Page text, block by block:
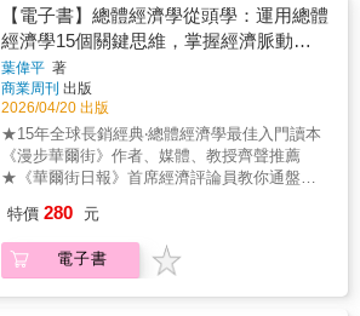
【搶兌】金圓券風暴 1948年上海金圓券風
潮爆發，貨幣信用體系崩解，民眾成群結隊排
在銀行門口等著擠兌黃金，企圖保值，俗稱
「軋金子」。 法國著名攝影家布列松在上
海街頭拍攝擠兌人潮，照片題名〈一日將盡，
排隊的人們仍抱持希望能買到黃金〉，捕捉到
民眾在權錢亂世裡的無奈風景。★★＿＿時光
洪流，這些關鍵字必須重新認識….＃公債狂
＃金本位制 ＃紅頂買辦 ＃銀行公會 ＃金
融掮客 ＃銀行保險 ＃一元起存＃信交風
潮 ＃幣制改革 ＃申新七廠 ＃三色銀行
家 ＃中國徵信所＃軋金子 ＃頂房子 ＃停
向中級。• 名師加持： 專家級作者親力親為，
細緻講解如何深入挖掘數據價值。數據分析真
的能改善現況嗎？這是一本為「想解決問題的
人」寫的書！很多人看到「時間序列分析」就
聯想到複雜的微積分與統計術語，因而望而卻
步。《圖解時間序列分析》是一本專為不擅長
數學、卻想把資料分析用在實務中的讀者所寫
的入門到應用書籍。透過漫畫故事與大量圖
解，帶你一步步理解時間序列分析的核心概
念，並實際應用在銷售分析、廣告成效評估、
書透過圖解＋漫畫＋Python 實作的方式，將複
雜的概念轉化為直覺可理解的圖像與故事，讓
讀者在沒有深厚數學背景的情況下，也能掌握
獨立戰爭、武裝革命、示威暴動……所有重大
歷史事件背後，幾乎都有不為人知的「稅務問
題」所致。當稅收失衡，社會必然動盪；當稅
制重塑，世界秩序也將隨之改寫。
嗎？政府應該提供失業補助金嗎？補助時間該
多長？管制房屋租金，真的有益租屋族？醫療
保險會造成醫療服務品質下降？這些與我們生
活息息相關的問題與決策，都能在經濟學中找
到答案。從未有一門學問比經濟學更與我們息
息相關，經濟學是日常生活中各種權衡取捨的
依據，小至租屋還是買房、投資時是選擇股票
還是債券；大至國家財政規劃、年金改革方案
等，每一個決定都牽涉到了資源分配，直接影
響我們的生活水準，然而資源並非無窮無盡，
學關注的核心。經濟學一點也不複雜，也不難
理解。真正困擾我們的是故作艱深的專有名詞
和繁雜的形式。美國當代傑出的自由主義經濟
【電子書】總體經濟學從頭學：運用總體
經濟學15個關鍵思維，掌握經濟脈動與
商業全貌，及早布局投資與生活
葉偉平 著
商業周刊 出版
2026/04/20 出版
★15年全球長銷經典‧總體經濟學最佳入門讀本
《漫步華爾街》作者、媒體、教授齊聲推薦
★《華爾街日報》首席經濟評論員教你通盤理
響，在複雜多變的市場中掌握機會、做出精準
決策。全球的自動提款機如何運作？聯準會出
現的前因後果是？影響匯率波動的長短期因素
特價 280 元
電子書